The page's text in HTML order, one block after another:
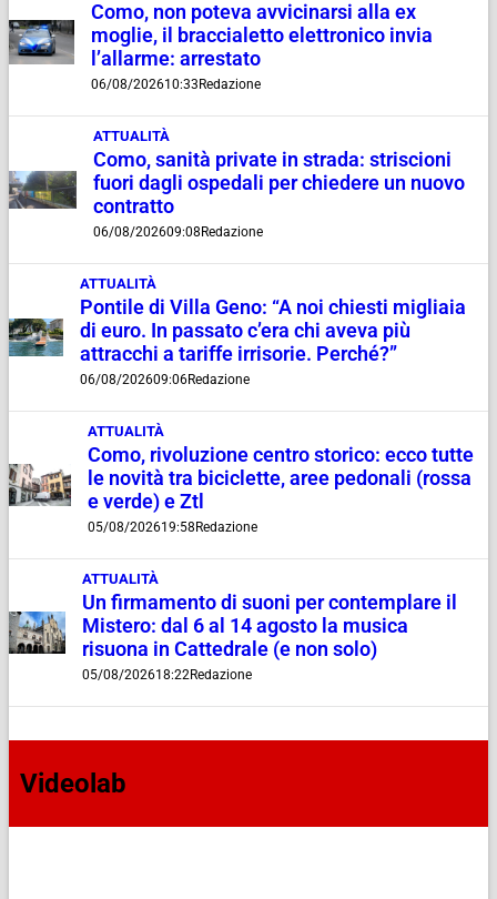
Como, non poteva avvicinarsi alla ex
moglie, il braccialetto elettronico invia
l’allarme: arrestato
06/08/202610:33 Redazione
ATTUALITÀ
Como, sanità private in strada: striscioni
fuori dagli ospedali per chiedere un nuovo
contratto
06/08/202609:08 Redazione
ATTUALITÀ
Pontile di Villa Geno: “A noi chiesti migliaia
di euro. In passato c’era chi aveva più
attracchi a tariffe irrisorie. Perché?”
06/08/202609:06Redazione
ATTUALITÀ
Como, rivoluzione centro storico: ecco tutte
le novità tra biciclette, aree pedonali (rossa
e verde) e Ztl
05/08/202619:58 Redazione
ATTUALITÀ
Un firmamento di suoni per contemplare il
Mistero: dal 6 al 14 agosto la musica
risuona in Cattedrale (e non solo)
05/08/202618:22Redazione
Videolab